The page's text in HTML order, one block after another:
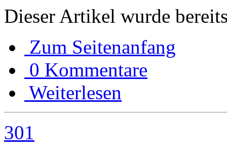
Dieser Artikel wurde
Zum Seitenanfang
0 Kommentare
Weiterlesen
301